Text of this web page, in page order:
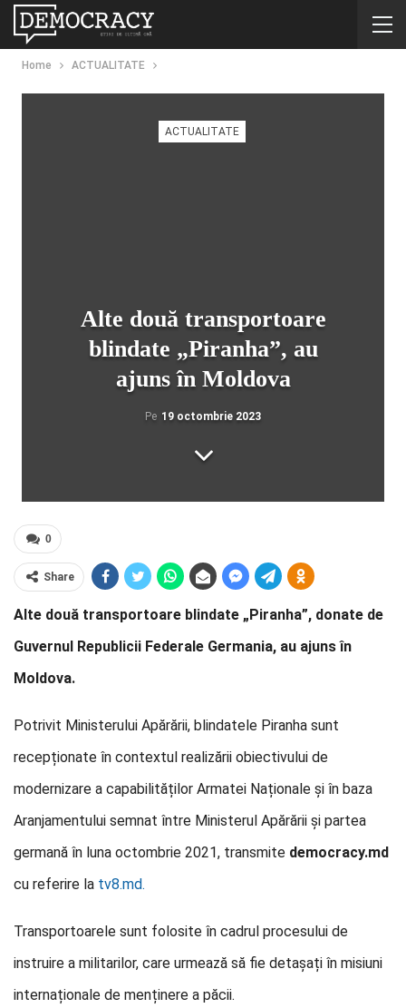
Home ACTUALITATE
ACTUALITATE
Alte două transportoare
blindate „Piranha”, au
ajuns în Moldova
Pe 19 octombrie 2023
0
Share
Alte două transportoare blindate „Piranha”, donate de
Guvernul Republicii Federale Germania, au ajuns în
Moldova.
Potrivit Ministerului Apărării, blindatele Piranha sunt
recepționate în contextul realizării obiectivului de
modernizare a capabilităților Armatei Naționale și în baza
Aranjamentului semnat între Ministerul Apărării și partea
germană în luna octombrie 2021, transmite democracy.md
cu referire la tv8.md.
Transportoarele sunt folosite în cadrul procesului de
instruire a militarilor, care urmează să fie detașați în misiuni
internaționale de menținere a păcii.